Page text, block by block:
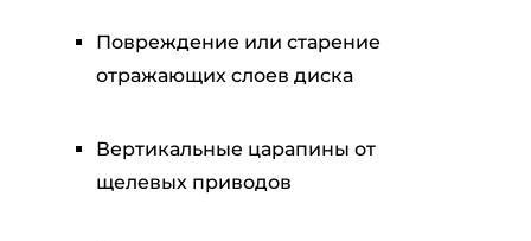
Повреждение или старение
отражающих слоев диска
Вертикальные царапины от
щелевых приводов